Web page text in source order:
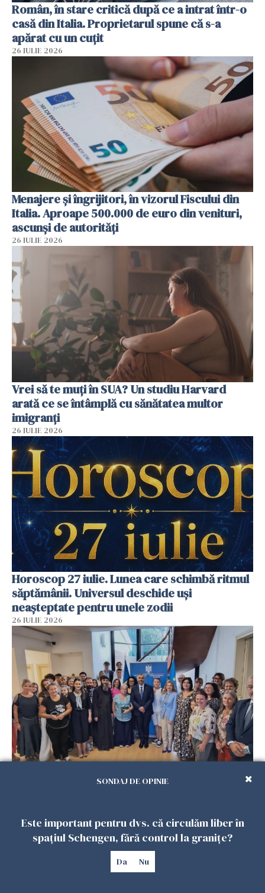
Român, în stare critică după ce a intrat într-o
casă din Italia. Proprietarul spune că s-a
apărat cu un cuțit
26 IULIE 2026
Menajere și îngrijitori, în vizorul Fiscului din
Italia. Aproape 500.000 de euro din venituri,
ascunși de autorități
26 IULIE 2026
Vrei să te muți în SUA? Un studiu Harvard
arată ce se întâmplă cu sănătatea multor
imigranți
26 IULIE 2026
Horoscop 27 iulie. Lunea care schimbă ritmul
săptămânii. Universul deschide uși
neașteptate pentru unele zodii
26 IULIE 2026
Consulatul României la Roma promite
SONDAJ DE OPINIE
Este important pentru dvs. că circulăm liber în
spațiul Schengen, fără control la granițe?
Da Nu